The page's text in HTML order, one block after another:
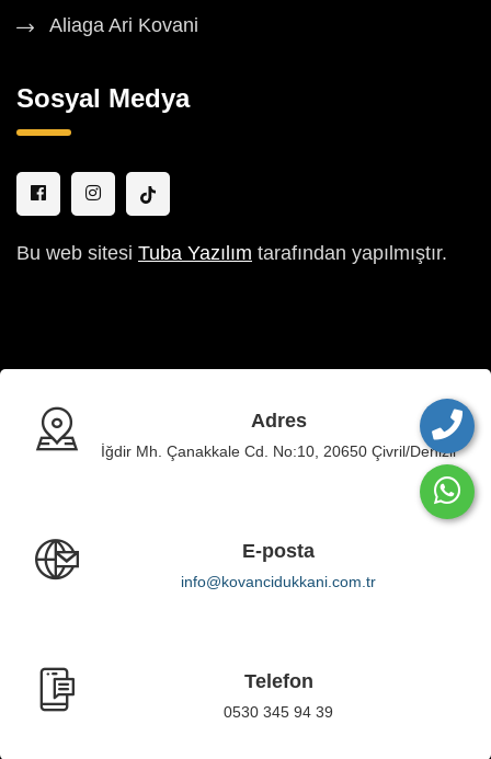
Aliaga Ari Kovani
Sosyal Medya
Bu web sitesi Tuba Yazılım tarafından yapılmıştır.
Adres
İğdir Mh. Çanakkale Cd. No:10, 20650 Çivril/Denizli
E-posta
info@kovancidukkani.com.tr
Telefon
0530 345 94 39